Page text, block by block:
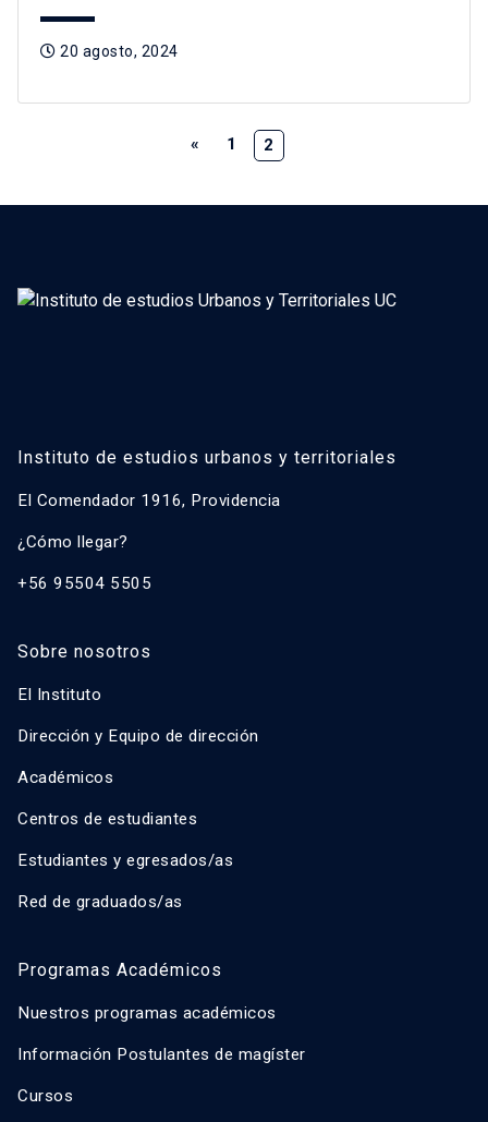
20 agosto, 2024
« 1 2
Instituto de estudios urbanos y territoriales
El Comendador 1916, Providencia
¿Cómo llegar?
+56 95504 5505
Sobre nosotros
El Instituto
Dirección y Equipo de dirección
Académicos
Centros de estudiantes
Estudiantes y egresados/as
Red de graduados/as
Programas Académicos
Nuestros programas académicos
Información Postulantes de magíster
Cursos